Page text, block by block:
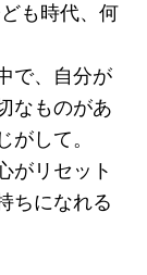
も時代、何
で、自分が
なものがあ
がして。
がリセット
ちになれる